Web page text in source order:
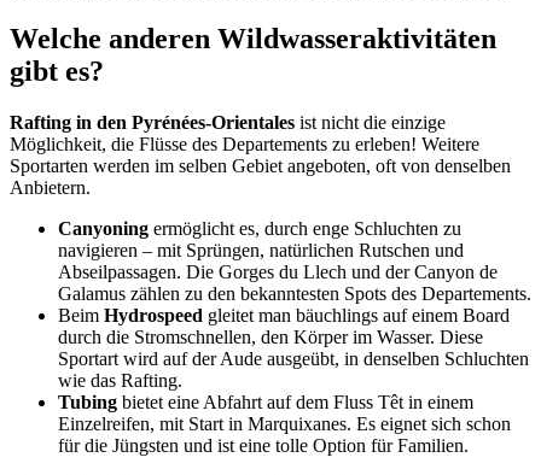
Welche anderen Wildwasseraktivitäten
gibt es?
Rafting in den Pyrénées-Orientales ist nicht die einzige
Möglichkeit, die Flüsse des Departements zu erleben! Weitere
Sportarten werden im selben Gebiet angeboten, oft von denselben
Anbietern.
Canyoning ermöglicht es, durch enge Schluchten zu
navigieren – mit Sprüngen, natürlichen Rutschen und
Abseilpassagen. Die Gorges du Llech und der Canyon de
Galamus zählen zu den bekanntesten Spots des Departements.
Beim Hydrospeed gleitet man bäuchlings auf einem Board
durch die Stromschnellen, den Körper im Wasser. Diese
Sportart wird auf der Aude ausgeübt, in denselben Schluchten
wie das Rafting.
Tubing bietet eine Abfahrt auf dem Fluss Têt in einem
Einzelreifen, mit Start in Marquixanes. Es eignet sich schon
für die Jüngsten und ist eine tolle Option für Familien.